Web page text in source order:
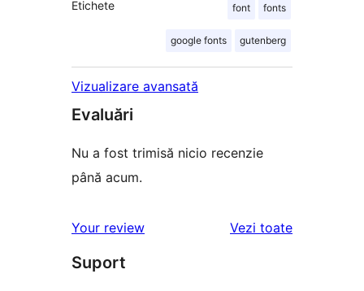
Etichete font fonts
google fonts gutenberg
Vizualizare avansată
Evaluări
Nu a fost trimisă nicio recenzie
până acum.
Your review Vezi toaterecenziile
Suport